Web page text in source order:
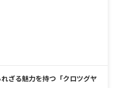
ざる魅力を持つ「クロツグヤ